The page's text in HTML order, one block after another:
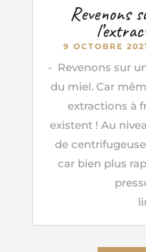
Revenons
9 OCTOBRE
- Revenons sur
du miel. Car
extractions à
existent ! Au
de
car bien plus